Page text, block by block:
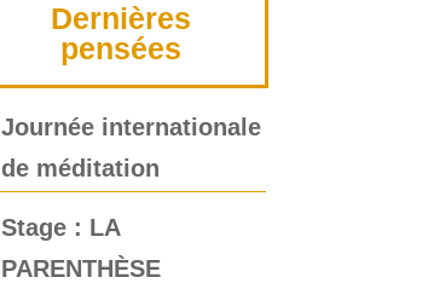
Dernières
pensées
Journée internationale
de méditation
Stage : LA
PARENTHÈSE